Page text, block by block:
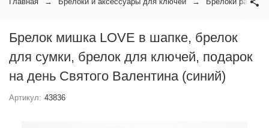
Брелок мишка LOVE в шапке, брелок
для сумки, брелок для ключей, подарок
на день Святого Валентина (синий)
Артикул: 43836